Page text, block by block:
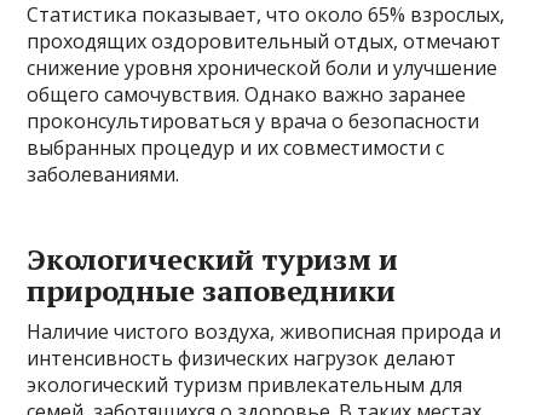
Статистика показывает, что около 65% взрослых,
проходящих оздоровительный отдых, отмечают
снижение уровня хронической боли и улучшение
общего самочувствия. Однако важно заранее
проконсультироваться у врача о безопасности
выбранных процедур и их совместимости с
заболеваниями.
Экологический туризм и
природные заповедники
Наличие чистого воздуха, живописная природа и
интенсивность физических нагрузок делают
экологический туризм привлекательным для